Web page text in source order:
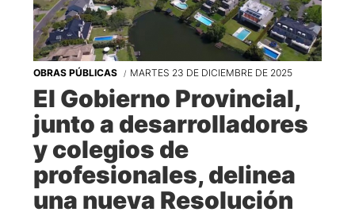
OBRAS PÚBLICAS MARTES 23 DE DICIEMBRE DE 2025
El Gobierno Provincial,
junto a desarrolladores
y colegios de
profesionales, delinea
una nueva Resolución